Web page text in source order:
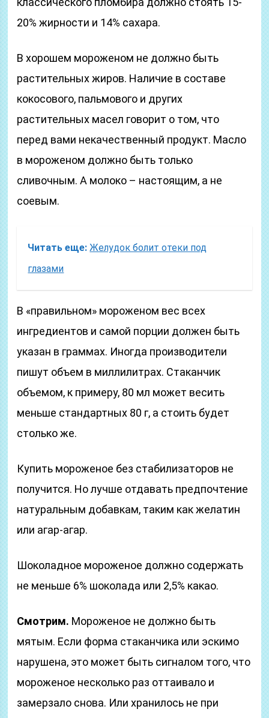
20% жирности и 14% сахара.
В хорошем мороженом не должно быть
растительных жиров. Наличие в составе
кокосового, пальмового и других
растительных масел говорит о том, что
перед вами некачественный продукт. Масло
в мороженом должно быть только
сливочным. А молоко – настоящим, а не
соевым.
Читать еще: Желудок болит отеки под
глазами
В «правильном» мороженом вес всех
ингредиентов и самой порции должен быть
указан в граммах. Иногда производители
пишут объем в миллилитрах. Стаканчик
объемом, к примеру, 80 мл может весить
меньше стандартных 80 г, а стоить будет
столько же.
Купить мороженое без стабилизаторов не
получится. Но лучше отдавать предпочтение
натуральным добавкам, таким как желатин
или агар-агар.
Шоколадное мороженое должно содержать
не меньше 6% шоколада или 2,5% какао.
Смотрим. Мороженое не должно быть
мятым. Если форма стаканчика или эскимо
нарушена, это может быть сигналом того, что
мороженое несколько раз оттаивало и
замерзало снова. Или хранилось не при